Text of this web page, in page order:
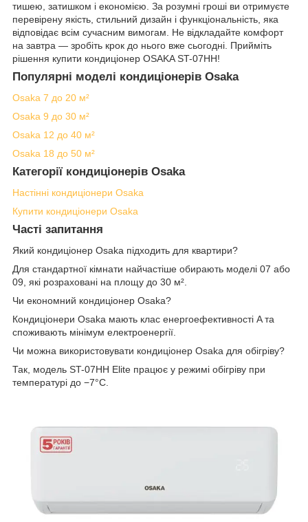
тишею, затишком і економією. За розумні гроші ви отримуєте
перевірену якість, стильний дизайн і функціональність, яка
відповідає всім сучасним вимогам. Не відкладайте комфорт
на завтра — зробіть крок до нього вже сьогодні. Прийміть
рішення купити кондиціонер OSAKA ST-07HH!
Популярні моделі кондиціонерів Osaka
Osaka 7 до 20 м²
Osaka 9 до 30 м²
Osaka 12 до 40 м²
Osaka 18 до 50 м²
Категорії кондиціонерів Osaka
Настінні кондиціонери Osaka
Купити кондиціонери Osaka
Часті запитання
Який кондиціонер Osaka підходить для квартири?
Для стандартної кімнати найчастіше обирають моделі 07 або
09, які розраховані на площу до 30 м².
Чи економний кондиціонер Osaka?
Кондиціонери Osaka мають клас енергоефективності A та
споживають мінімум електроенергії.
Чи можна використовувати кондиціонер Osaka для обігріву?
Так, модель ST-07HH Elite працює у режимі обігріву при
температурі до −7°C.